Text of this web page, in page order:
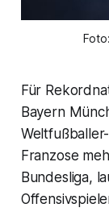
Für
Bayern
Franzose
Bundesliga,